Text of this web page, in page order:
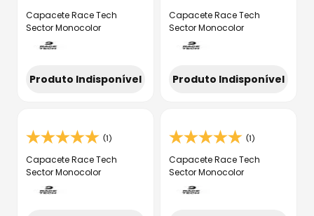
Capacete Race Tech
Sector Monocolor
Produto Indisponível
Capacete Race Tech
Sector Monocolor
Produto Indisponível
(1)
Capacete Race Tech
Sector Monocolor
(1)
Capacete Race Tech
Sector Monocolor